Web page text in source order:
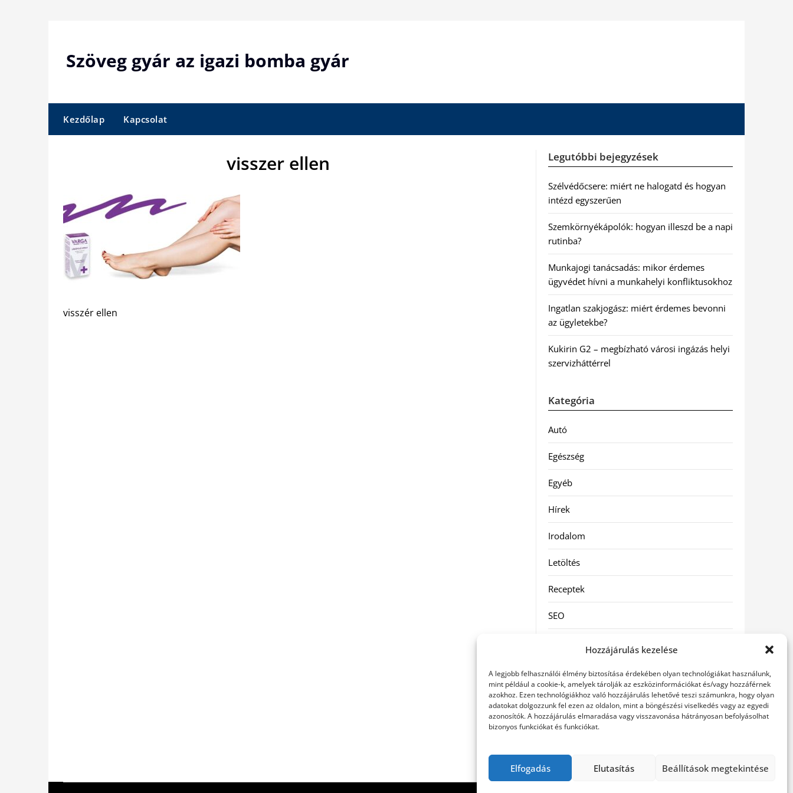
Hozzájárulás kezelése
A legjobb felhasználói élmény biztosítása érdekében olyan technológiákat használunk,
mint például a cookie-k, amelyek tárolják az eszközinformációkat és/vagy hozzáférnek
azokhoz. Ezen technológiákhoz való hozzájárulás lehetővé teszi számunkra, hogy olyan
adatokat dolgozzunk fel ezen az oldalon, mint a böngészési viselkedés vagy az egyedi
azonosítók. A hozzájárulás elmaradása vagy visszavonása hátrányosan befolyásolhat
bizonyos funkciókat és funkciókat.
Elfogadás Elutasítás Beállítások megtekintése
Szöveg gyár az igazi bomba gyár
Kezdőlap Kapcsolat
visszer ellen
visszér ellen
Legutóbbi bejegyzések
Szélvédőcsere: miért ne halogatd és hogyan
intézd egyszerűen
Szemkörnyékápolók: hogyan illeszd be a napi
rutinba?
Munkajogi tanácsadás: mikor érdemes
ügyvédet hívni a munkahelyi konfliktusokhoz
Ingatlan szakjogász: miért érdemes bevonni
az ügyletekbe?
Kukirin G2 – megbízható városi ingázás helyi
szervizháttérrel
Kategória
Autó
Egészség
Egyéb
Hírek
Irodalom
Letöltés
Receptek
SEO
Szórakozás
Táskák
Vásárlás-Eladás